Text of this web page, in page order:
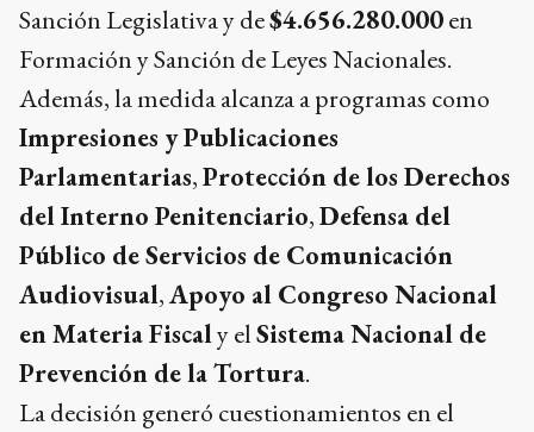
Sanción Legislativa y de$4.656.280.000en
Formación y Sanción de Leyes Nacionales.
Además, la medida alcanza a programas como
Impresiones y Publicaciones
Parlamentarias,Protección de los Derechos
del Interno Penitenciario,Defensa del
Público de Servicios de Comunicación
Audiovisual,Apoyo al Congreso Nacional
en Materia Fiscaly elSistema Nacional de
Prevención de la Tortura.
La decisión generó cuestionamientos en el